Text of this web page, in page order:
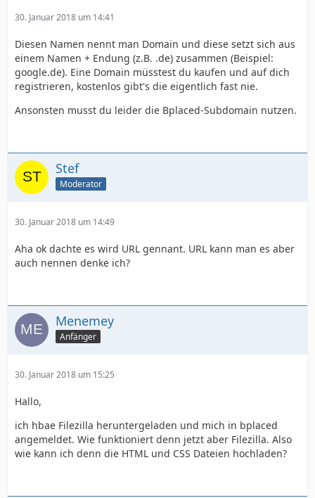
30. Januar 2018 um 14:41
Diesen Namen nennt man Domain und diese setzt sich aus
einem Namen + Endung (z.B. .de) zusammen (Beispiel:
google.de). Eine Domain müsstest du kaufen und auf dich
registrieren, kostenlos gibt's die eigentlich fast nie.
Ansonsten musst du leider die Bplaced-Subdomain nutzen.
Stef
Moderator
30. Januar 2018 um 14:49
Aha ok dachte es wird URL gennant. URL kann man es aber
auch nennen denke ich?
Menemey
Anfänger
30. Januar 2018 um 15:25
Hallo,
ich hbae Filezilla heruntergeladen und mich in bplaced
angemeldet. Wie funktioniert denn jetzt aber Filezilla. Also
wie kann ich denn die HTML und CSS Dateien hochladen?